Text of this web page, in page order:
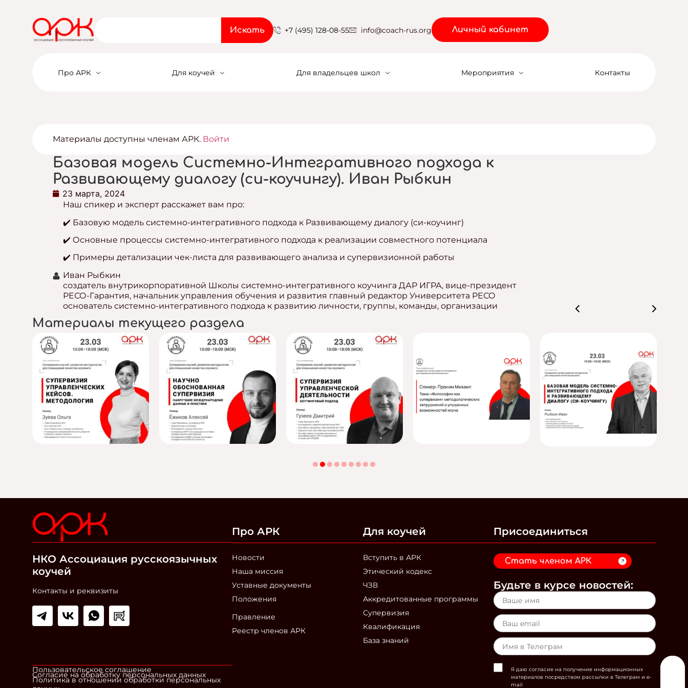
Искать +7 (495) 128-08-55 info@coach-rus.org Личный кабинет
Про АРК Для коучей Для владельцев школ Мероприятия Контакты
Материалы доступны членам АРК. Войти
Базовая модель Системно-Интегративного подхода к
Развивающему диалогу (си-коучингу). Иван Рыбкин
23 марта, 2024
Наш спикер и эксперт расскажет вам про:
✔️ Базовую модель системно-интегративного подхода к Развивающему диалогу (си-коучинг)
✔️ Основные процессы системно-интегративного подхода к реализации совместного потенциала
✔️ Примеры детализации чек-листа для развивающего анализа и супервизионной работы
Иван Рыбкин
создатель внутрикорпоративной Школы системно-интегративного коучинга ДАР ИГРА, вице-президент
РЕСО-Гарантия, начальник управления обучения и развития главный редактор Университета РЕСО
основатель системно-интегративного подхода к развитию личности, группы, команды, организации
Материалы текущего раздела
НКО Ассоциация русскоязычных
коучей
Контакты и реквизиты
Пользовательское соглашение
Согласие на обработку персональных данных
Политика в отношении обработки персональных
Про АРК
Новости
Наша миссия
Уставные документы
Положения
Правление
Реестр членов АРК
Для коучей
Вступить в АРК
Этический кодекс
ЧЗВ
Аккредитованные программы
Супервизия
Квалификация
База знаний
Присоединиться
Стать членом АРК
Будьте в курсе новостей:
Я даю согласие на получение информационных
материалов посредством рассылки в Телеграм и e-
mail